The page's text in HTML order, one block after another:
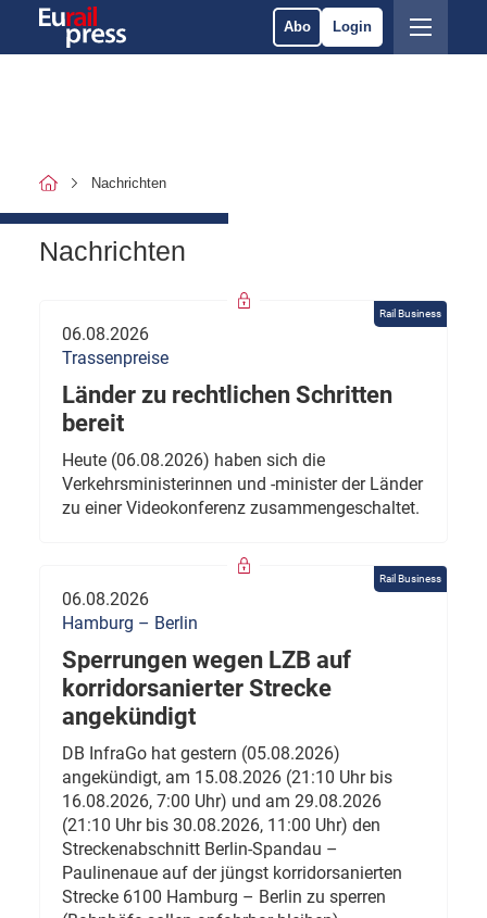
Abo Login
Nachrichten
Nachrichten
Rail Business
06.08.2026
Trassenpreise
Länder zu rechtlichen Schritten
bereit
Heute (06.08.2026) haben sich die
Verkehrsministerinnen und -minister der Länder
zu einer Videokonferenz zusammengeschaltet.
Rail Business
06.08.2026
Hamburg – Berlin
Sperrungen wegen LZB auf
korridorsanierter Strecke
angekündigt
DB InfraGo hat gestern (05.08.2026)
angekündigt, am 15.08.2026 (21:10 Uhr bis
16.08.2026, 7:00 Uhr) und am 29.08.2026
(21:10 Uhr bis 30.08.2026, 11:00 Uhr) den
Streckenabschnitt Berlin-Spandau –
Paulinenaue auf der jüngst korridorsanierten
Strecke 6100 Hamburg – Berlin zu sperren